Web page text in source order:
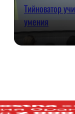
Тийноватор
умения